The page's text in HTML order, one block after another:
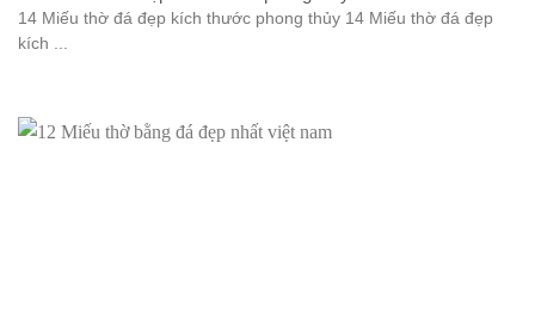
14 Miếu thờ đá đẹp kích thước phong thủy 14 Miếu thờ đá đẹp
kích ...